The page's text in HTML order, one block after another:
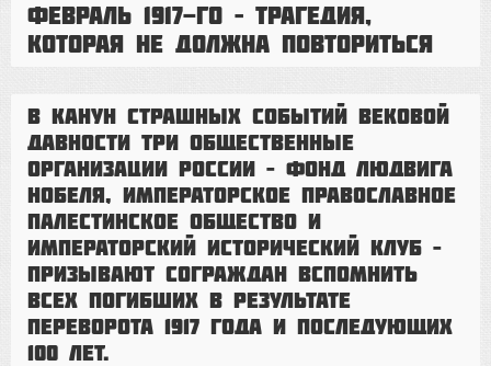
Февраль 1917-го – трагедия,
которая не должна повториться
В канун страшных событий вековой
давности три общественные
организации России – Фонд Людвига
Нобеля, Императорское православное
палестинское общество и
Императорский исторический клуб –
призывают сограждан вспомнить
всех погибших в результате
переворота 1917 года и последующих
100 лет.